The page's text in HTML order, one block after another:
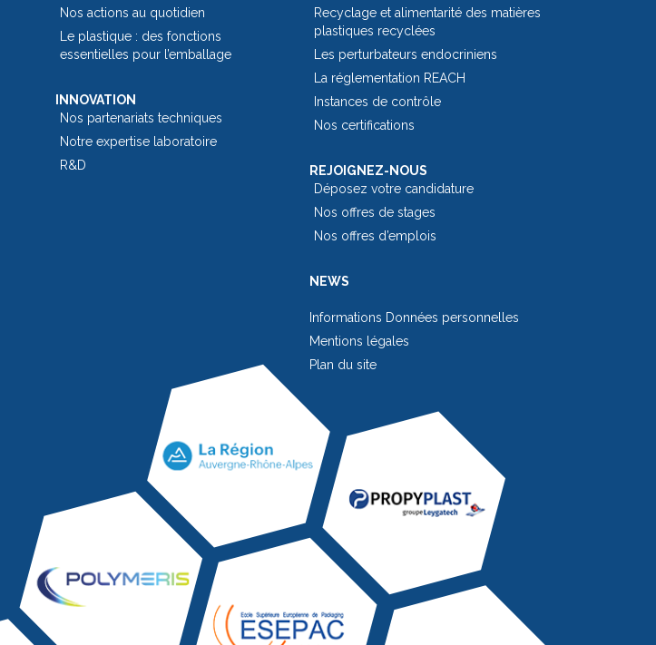
Nos actions au quotidien
Le plastique : des fonctions
essentielles pour l’emballage​
INNOVATION
Nos partenariats techniques
Notre expertise laboratoire
R&D
Recyclage et alimentarité des matières
plastiques recyclées
Les perturbateurs endocriniens
La réglementation REACH
Instances de contrôle
Nos certifications
REJOIGNEZ-NOUS
Déposez votre candidature
Nos offres de stages
Nos offres d’emplois
NEWS
Informations Données personnelles
Mentions légales
Plan du site